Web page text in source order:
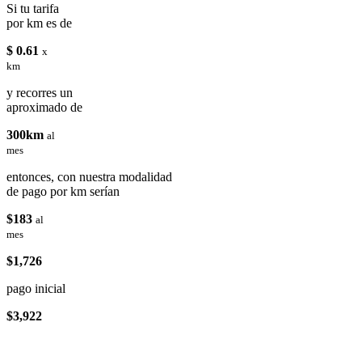
Si tu tarifa
por km es de
$ 0.61 x
km
y recorres un
aproximado de
300km al
mes
entonces, con nuestra modalidad
de pago por km serían
$183 al
mes
$1,726
pago inicial
$3,922